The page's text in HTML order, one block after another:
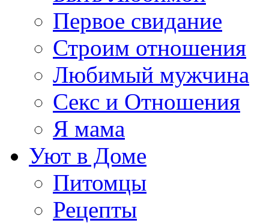
Первое свидание
Строим отношения
Любимый мужчина
Секс и Отношения
Я мама
Уют в Доме
Питомцы
Рецепты